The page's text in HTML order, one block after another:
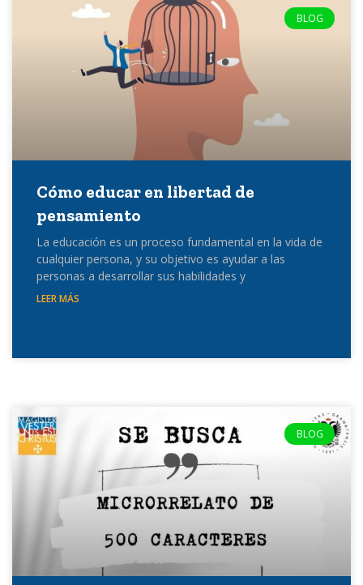
BLOG
Cómo educar en libertad de
pensamiento
La educación es un proceso fundamental en la vida de
cualquier persona, y su objetivo es ayudar a las
personas a desarrollar sus habilidades y
LEER MÁS
BLOG